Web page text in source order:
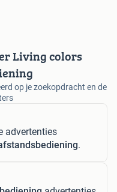
Living colors
op je zoekopdracht en de
advertenties
.